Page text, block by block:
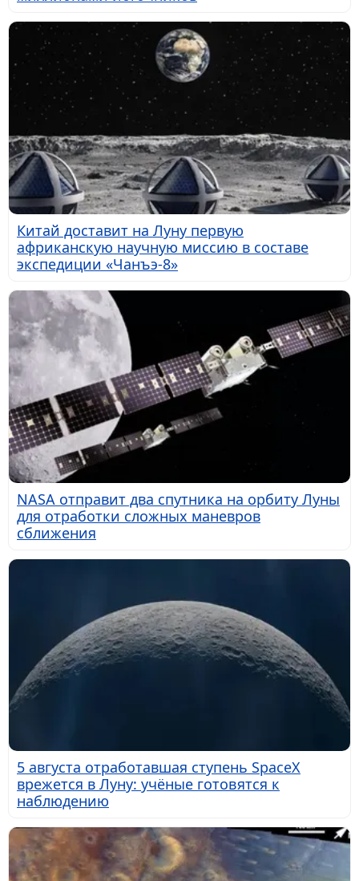
Китай доставит на Луну первую
африканскую научную миссию в составе
экспедиции «Чанъэ-8»
NASA отправит два спутника на орбиту Луны
для отработки сложных маневров
сближения
5 августа отработавшая ступень SpaceX
врежется в Луну: учёные готовятся к
наблюдению